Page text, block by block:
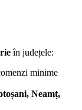
în județele:
minime
Neamț,